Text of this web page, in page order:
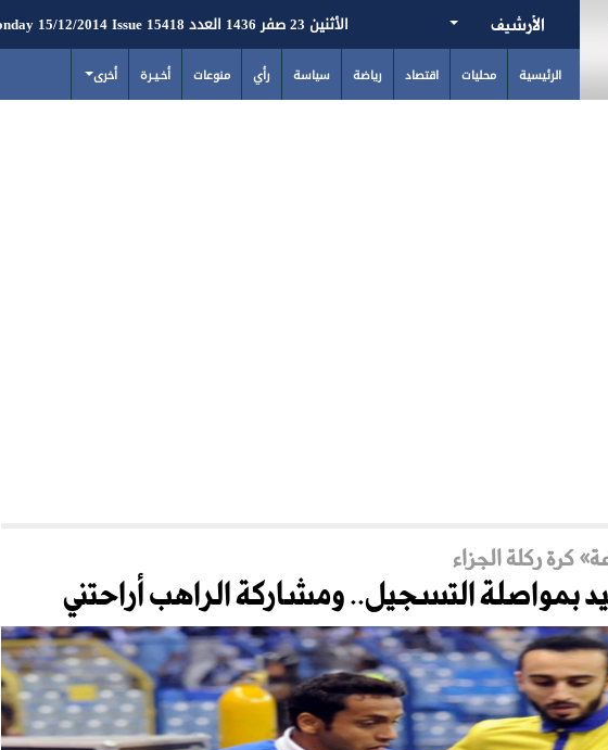
الأثنين 23 صفر 1436 العدد 15418 Monday 15/12/2014 Issue الأرشيف
أخرى أخـيـرة منوعات رأي سياسة رياضة اقتصاد محليات الرئيسية
كرة ركلة الجزاء
بمواصلة التسجيل.. ومشاركة الراهب أراحتني